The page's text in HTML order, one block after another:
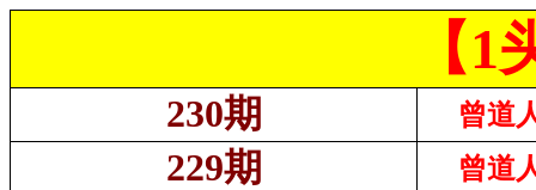
【
230期 曾道
229期 曾道